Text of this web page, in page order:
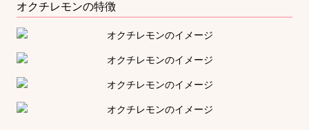
オクチレモンの特徴